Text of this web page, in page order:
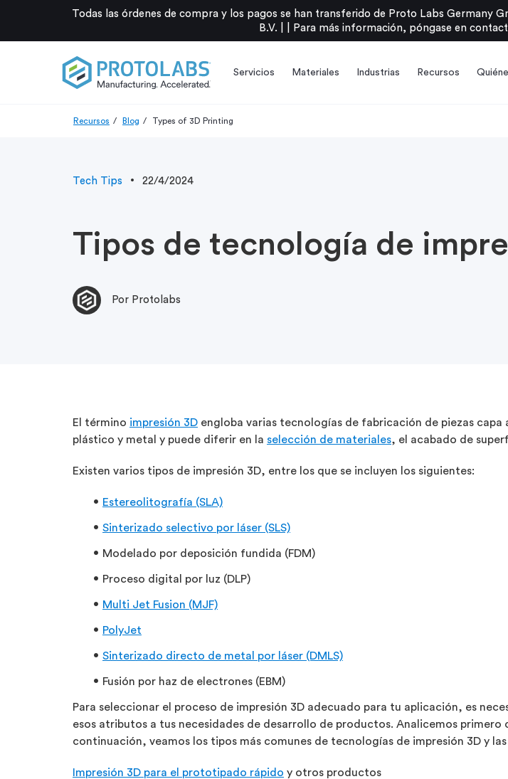
Todas las órdenes de compra y los pagos se han transferido de Proto Labs Germany
B.V. |
Para más información, póngase en
Servicios Materiales Industrias Recursos
Recursos Blog Types of 3D Printing
Tech Tips 22/4/2024
Tipos de tecnología de
Por Protolabs
El término impresión 3D engloba varias tecnologías de fabricación de piezas capa
plástico y metal y puede diferir en la selección de materiales, el acabado de
Existen varios tipos de impresión 3D, entre los que se incluyen los siguientes:
Estereolitografía (SLA)
Sinterizado selectivo por láser (SLS)
Modelado por deposición fundida (FDM)
Proceso digital por luz (DLP)
Multi Jet Fusion (MJF)
PolyJet
Sinterizado directo de metal por láser (DMLS)
Fusión por haz de electrones (EBM)
Para seleccionar el proceso de impresión 3D adecuado para tu aplicación, es
esos atributos a tus necesidades de desarrollo de productos. Analicemos
continuación, veamos los tipos más comunes de tecnologías de impresión 3D y
Impresión 3D para el prototipado rápido y otros productos